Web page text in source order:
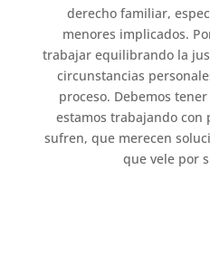
derecho familiar,
menores implicados.
trabajar equilibrando la
circunstancias
proceso. Debemos
estamos trabajando con
sufren, que merecen
que vele por